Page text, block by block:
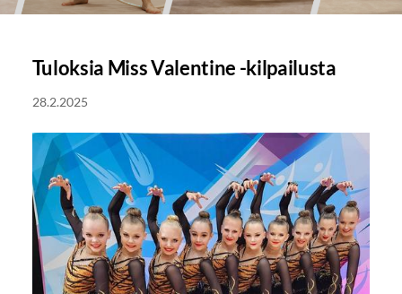
Tuloksia Miss Valentine -kilpailusta
28.2.2025